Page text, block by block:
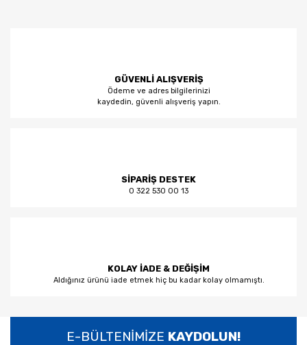
GÜVENLİ ALIŞVERİŞ
Ödeme ve adres bilgilerinizi
kaydedin, güvenli alışveriş yapın.
SİPARİŞ DESTEK
0 322 530 00 13
KOLAY İADE & DEĞİŞİM
Aldığınız ürünü iade etmek hiç bu kadar kolay olmamıştı.
E-BÜLTENİMİZE KAYDOLUN!